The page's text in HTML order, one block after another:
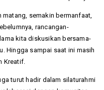
matang, semakin bermanfaat,
rancangan-
kita diskusikan bersama-
Hingga sampai saat ini masih
Kreatif.
turut hadir dalam silaturahmi